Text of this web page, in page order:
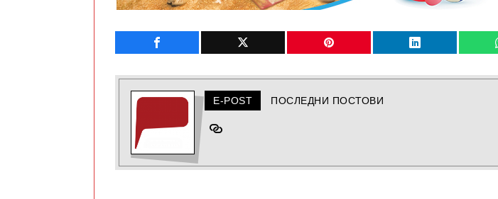
E-POST ПОСЛЕДНИ ПОСТОВИ